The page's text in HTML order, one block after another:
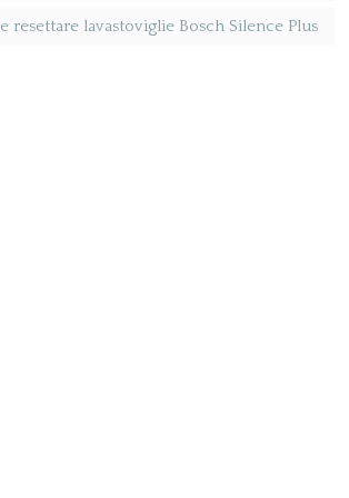
resettare lavastoviglie Bosch Silence Plus​